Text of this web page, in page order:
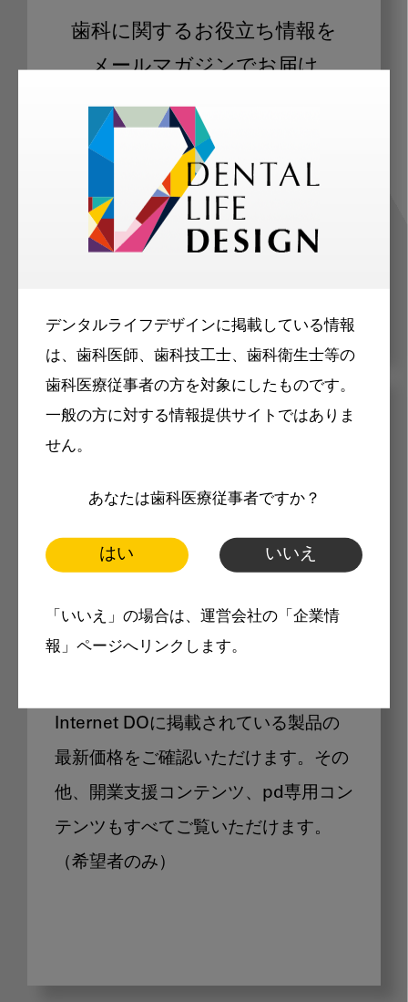
デンタルライフデザインに掲載している情報
は、歯科医師、歯科技工士、歯科衛生士等の
歯科医療従事者の方を対象にしたものです。
一般の方に対する情報提供サイトではありま
せん。
あなたは歯科医療従事者ですか？
はい いいえ
「いいえ」の場合は、運営会社の「企業情
報」ページへリンクします。
歯科に関するお役立ち情報を
メールマガジンでお届け
ご登録いただいた職種（歯科医師、歯
科衛生士、歯科技工士）に合わせた内
容のメールマガジンをお届けします。
メリット
製品価格も閲覧可能
Internet DOに掲載されている製品の
最新価格をご確認いただけます。その
他、開業支援コンテンツ、pd専用コン
テンツもすべてご覧いただけます。
（希望者のみ）